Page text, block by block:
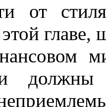
от
главе,
должны